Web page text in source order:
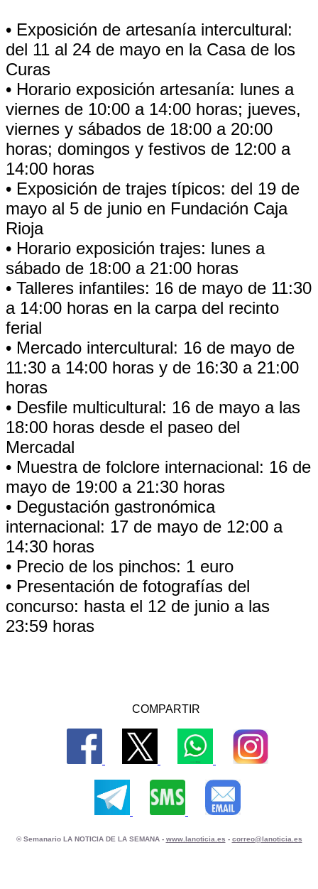
• Exposición de artesanía intercultural:
del 11 al 24 de mayo en la Casa de los
Curas
• Horario exposición artesanía: lunes a
viernes de 10:00 a 14:00 horas; jueves,
viernes y sábados de 18:00 a 20:00
horas; domingos y festivos de 12:00 a
14:00 horas
• Exposición de trajes típicos: del 19 de
mayo al 5 de junio en Fundación Caja
Rioja
• Horario exposición trajes: lunes a
sábado de 18:00 a 21:00 horas
• Talleres infantiles: 16 de mayo de 11:30
a 14:00 horas en la carpa del recinto
ferial
• Mercado intercultural: 16 de mayo de
11:30 a 14:00 horas y de 16:30 a 21:00
horas
• Desfile multicultural: 16 de mayo a las
18:00 horas desde el paseo del
Mercadal
• Muestra de folclore internacional: 16 de
mayo de 19:00 a 21:30 horas
• Degustación gastronómica
internacional: 17 de mayo de 12:00 a
14:30 horas
• Precio de los pinchos: 1 euro
• Presentación de fotografías del
concurso: hasta el 12 de junio a las
23:59 horas
COMPARTIR
© Semanario LA NOTICIA DE LA SEMANA - www.lanoticia.es - correo@lanoticia.es